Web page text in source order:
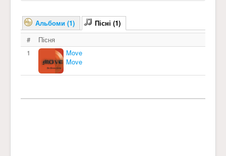
Альбоми (1)
Пісні (1)
#
Пісня
1
Move
Move